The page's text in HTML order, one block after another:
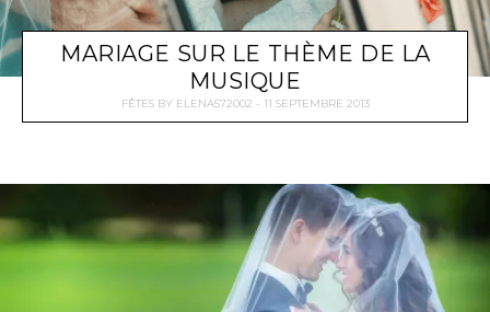
MARIAGE SUR LE THÈME DE LA
MUSIQUE
FÊTES BY ELENA572002 11 SEPTEMBRE 2013